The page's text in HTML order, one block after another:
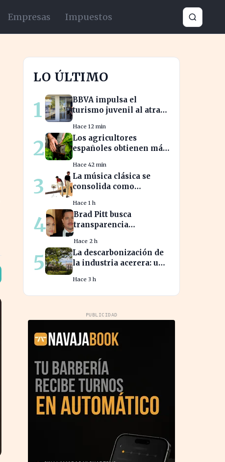
Empresas Impuestos
LO ÚLTIMO
1
BBVA impulsa el
turismo juvenil al atraer
con nuevas ofertas
Hace 12 min
2
Los agricultores
españoles obtienen más
a la UE con nuevos
contratos
Hace 42 min
3
La música clásica se
consolida como
mejorar el ambiente
laboral en empresas
Hace 1 h
4
Brad Pitt busca
transparencia
legal con Angelina Jolie
Hace 2 h
5
La descarbonización de
la industria acerera: un
económico crucial
Hace 3 h
PUBLICIDAD